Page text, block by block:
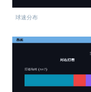
球速分布